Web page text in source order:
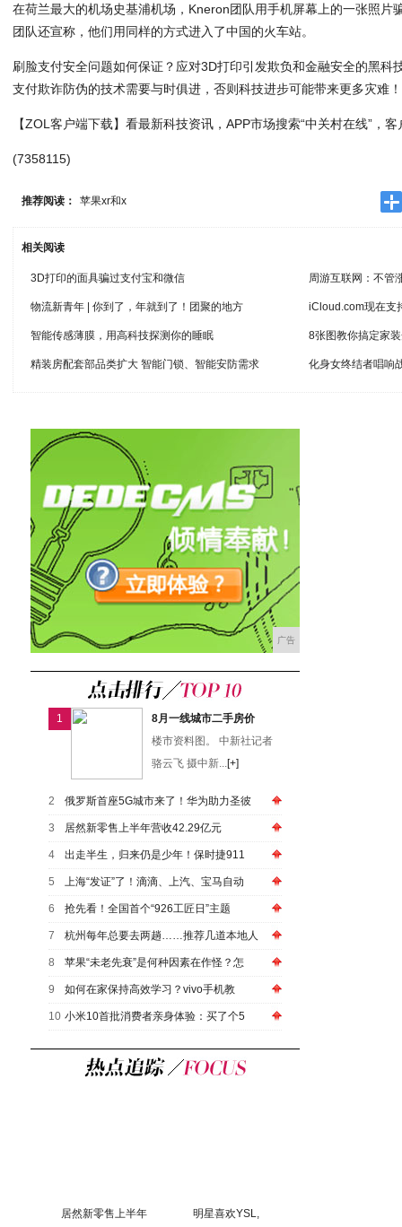
在荷兰最大的机场史基浦机场，Kneron团队用手机屏幕上的一张照片
团队还宣称，他们用同样的方式进入了中国的火车站。
刷脸支付安全问题如何保证？应对3D打印引发欺负和金融安全的黑科
支付欺诈防伪的技术需要与时俱进，否则科技进步可能带来更多灾难！
【ZOL客户端下载】看最新科技资讯，APP市场搜索“中关村在线”，
(7358115)
推荐阅读： 苹果xr和x
相关阅读
3D打印的面具骗过支付宝和微信 周游互联网：不管
物流新青年 | 你到了，年就到了！团聚的地方 iCloud.com现在支
智能传感薄膜，用高科技探测你的睡眠 8张图教你搞定家
精装房配套部品类扩大 智能门锁、智能安防需求 化身女终结者唱响
广告
1
8月一线城市二手房价
楼市资料图。 中新社记者
骆云飞 摄中新...[+]
2 俄罗斯首座5G城市来了！华为助力圣彼
3 居然新零售上半年营收42.29亿元
4 出走半生，归来仍是少年！保时捷911
5 上海“发证”了！滴滴、上汽、宝马自动
6 抢先看！全国首个“926工匠日”主题
7 杭州每年总要去两趟……推荐几道本地人
8 苹果“未老先衰”是何种因素在作怪？怎
9 如何在家保持高效学习？vivo手机教
10 小米10首批消费者亲身体验：买了个5
居然新零售上半年 明星喜欢YSL,